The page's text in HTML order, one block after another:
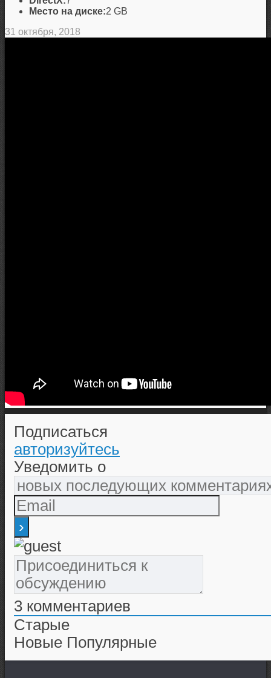
Место на диске:2 GB
31 октября, 2018
Подписаться
авторизуйтесь
Уведомить о
3 комментариев
Старые
Новые Популярные